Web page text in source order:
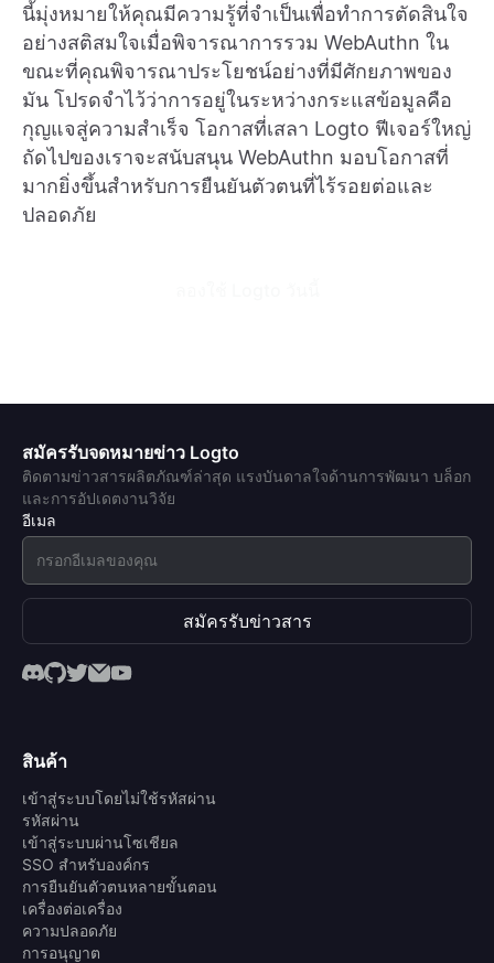
นี้มุ่งหมายให้คุณมีความรู้ที่จำเป็นเพื่อทำการตัดสินใจ
อย่างสติสมใจเมื่อพิจารณาการรวม WebAuthn ใน
ขณะที่คุณพิจารณาประโยชน์อย่างที่มีศักยภาพของ
มัน โปรดจำไว้ว่าการอยู่ในระหว่างกระแสข้อมูลคือ
กุญแจสู่ความสำเร็จ โอกาสที่เสลา Logto ฟีเจอร์ใหญ่
ถัดไปของเราจะสนับสนุน WebAuthn มอบโอกาสที่
มากยิ่งขึ้นสำหรับการยืนยันตัวตนที่ไร้รอยต่อและ
ปลอดภัย
สมัครรับจดหมายข่าว Logto
ติดตามข่าวสารผลิตภัณฑ์ล่าสุด แรงบันดาลใจด้านการพัฒนา บล็อก
และการอัปเดตงานวิจัย
อีเมล
สมัครรับข่าวสาร
สินค้า
เข้าสู่ระบบโดยไม่ใช้รหัสผ่าน
รหัสผ่าน
เข้าสู่ระบบผ่านโซเชียล
SSO สำหรับองค์กร
การยืนยันตัวตนหลายขั้นตอน
เครื่องต่อเครื่อง
ความปลอดภัย
การอนุญาต